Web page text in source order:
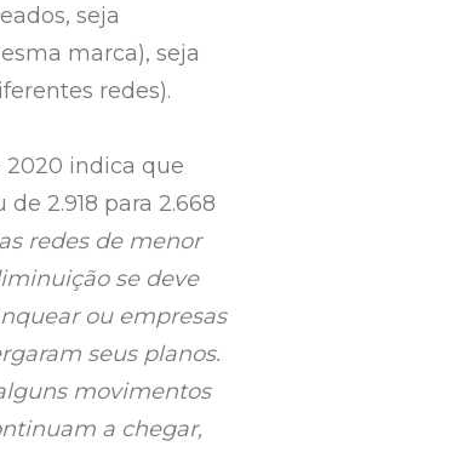
seja
marca), seja
redes).
2020 indica que
2.918 para 2.668
redes de menor
se deve
ou empresas
seus planos.
movimentos
a chegar,